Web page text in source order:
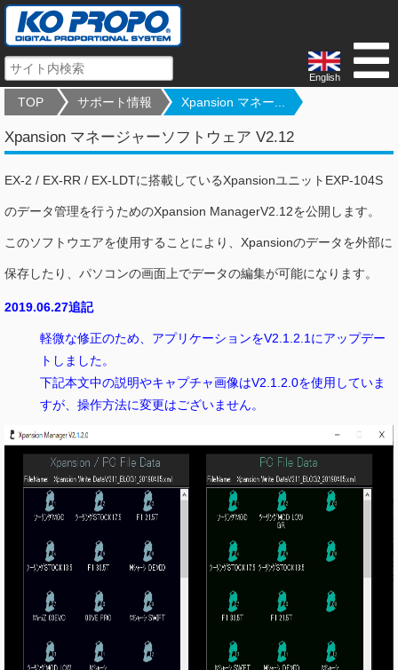
English
TOP サポート情報 Xpansion マネー...
Xpansion マネージャーソフトウェア V2.12
EX-2 / EX-RR / EX-LDTに搭載しているXpansionユニットEXP-104S
のデータ管理を行うためのXpansion ManagerV2.12を公開します。
このソフトウエアを使用することにより、Xpansionのデータを外部に
保存したり、パソコンの画面上でデータの編集が可能になります。
2019.06.27追記
軽微な修正のため、アプリケーションをV2.1.2.1にアップデー
トしました。
下記本文中の説明やキャプチャ画像はV2.1.2.0を使用していま
すが、操作方法に変更はございません。